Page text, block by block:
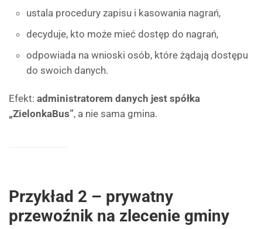
ustala procedury zapisu i kasowania nagrań,
decyduje, kto może mieć dostęp do nagrań,
odpowiada na wnioski osób, które żądają dostępu
do swoich danych.
Efekt: administratorem danych jest spółka
„ZielonkaBus”, a nie sama gmina.
Przykład 2 – prywatny
przewoźnik na zlecenie gminy